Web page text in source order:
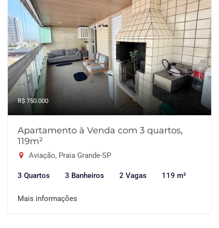
R$ 750.000
Apartamento à Venda com 3 quartos,
119m²
Aviação, Praia Grande-SP
3 Quartos 3 Banheiros 2 Vagas 119 m²
Mais informações